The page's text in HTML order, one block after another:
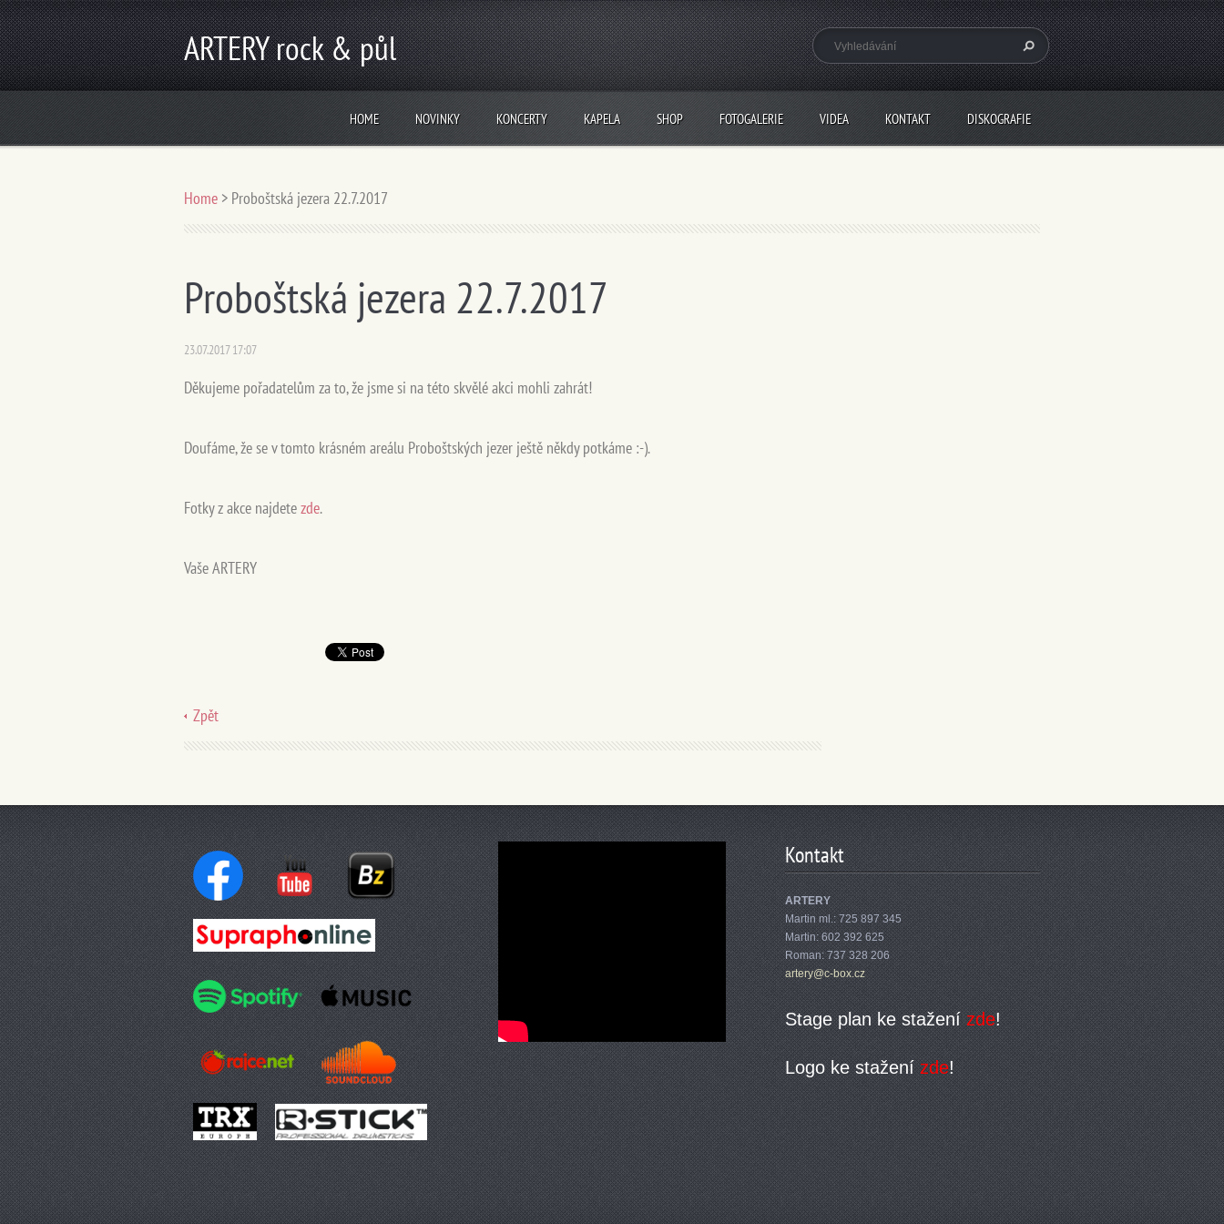
ARTERY rock & půl
HOME NOVINKY KONCERTY KAPELA SHOP FOTOGALERIE VIDEA KONTAKT DISKOGRAFIE
Home > Proboštská jezera 22.7.2017
Proboštská jezera 22.7.2017
23.07.2017 17:07
Děkujeme pořadatelům za to, že jsme si na této skvělé akci mohli zahrát!
Doufáme, že se v tomto krásném areálu Proboštských jezer ještě někdy potkáme :-).
Fotky z akce najdetezde.
Vaše ARTERY
Zpět
Kontakt
ARTERY
Martin ml.: 725 897 345
Martin: 602 392 625
Roman: 737 328 206
artery@c-box.cz
Stage plan ke stažení zde!
Logo ke staženízde!